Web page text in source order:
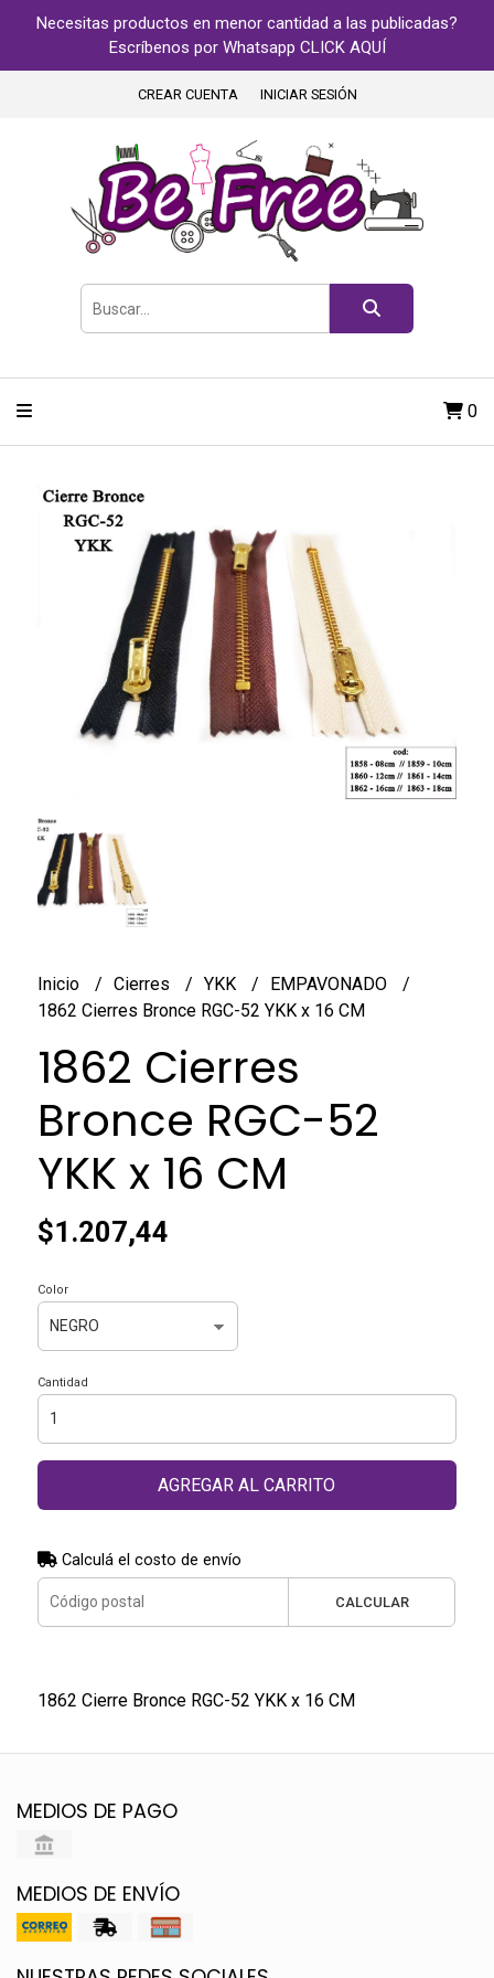
Necesitas productos en menor cantidad a las publicadas?
Escríbenos por Whatsapp CLICK AQUÍ
CREAR CUENTA INICIAR SESIÓN
0
Inicio Cierres YKK
EMPAVONADO
1862 Cierres Bronce RGC-52 YKK x 16 CM
1862 Cierres
Bronce RGC-52
YKK x 16 CM
$1.207,44
Color
Cantidad
AGREGAR AL CARRITO
Calculá el costo de envío
CALCULAR
1862 Cierre Bronce RGC-52 YKK x 16 CM
MEDIOS DE PAGO
MEDIOS DE ENVÍO